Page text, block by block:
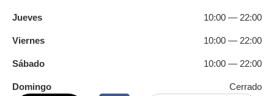
Jueves 10:00 — 22:00
Viernes 10:00 — 22:00
Sábado 10:00 — 22:00
Domingo Cerrado